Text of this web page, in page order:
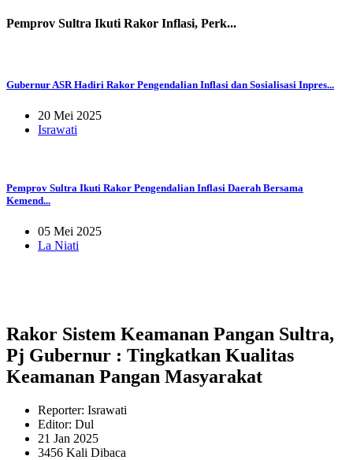
Pemprov Sultra Ikuti Rakor Inflasi, Perk...
Gubernur ASR Hadiri Rakor Pengendalian Inflasi dan Sosialisasi Inpres...
20 Mei 2025
Israwati
Pemprov Sultra Ikuti Rakor Pengendalian Inflasi Daerah Bersama
Kemend...
05 Mei 2025
La Niati
Rakor Sistem Keamanan Pangan Sultra,
Pj Gubernur : Tingkatkan Kualitas
Keamanan Pangan Masyarakat
Reporter: Israwati
Editor: Dul
21 Jan 2025
3456 Kali Dibaca